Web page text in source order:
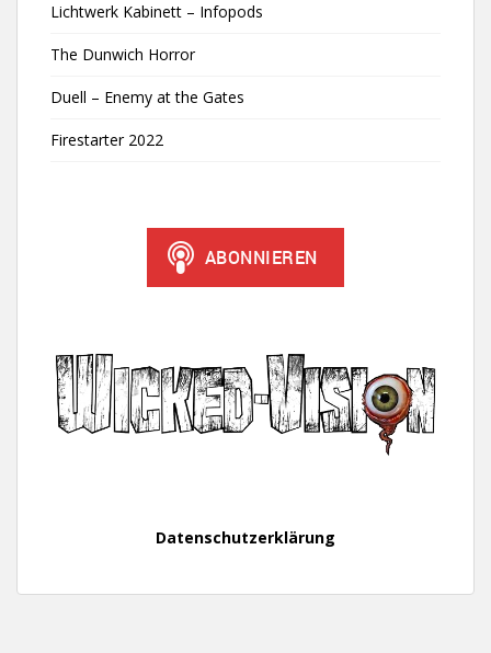
Lichtwerk Kabinett – Infopods
The Dunwich Horror
Duell – Enemy at the Gates
Firestarter 2022
Datenschutzerklärung